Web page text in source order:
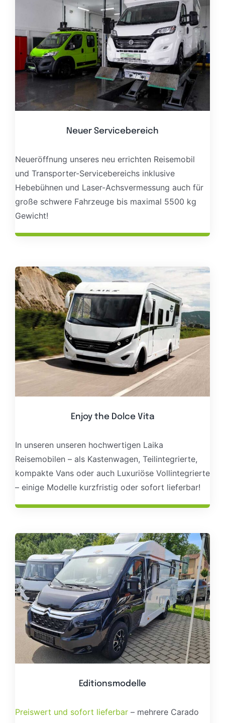
Neuer Servicebereich
Neueröffnung unseres neu errichten Reisemobil
und Transporter-Servicebereichs inklusive
Hebebühnen und Laser-Achsvermessung auch für
große schwere Fahrzeuge bis maximal 5500 kg
Gewicht!
Enjoy the Dolce Vita
In unseren unseren hochwertigen Laika
Reisemobilen – als Kastenwagen, Teilintegrierte,
kompakte Vans oder auch Luxuriöse Vollintegrierte
– einige Modelle kurzfristig oder sofort lieferbar!
Editionsmodelle
Preiswert und sofort lieferbar– mehrere Carado